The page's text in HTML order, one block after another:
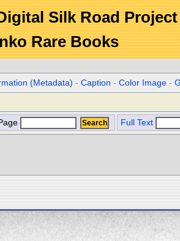
Silk Road Project
Rare Books
(Metadata) -Caption -Color Image -
Full Text